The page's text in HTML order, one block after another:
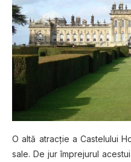
O altă atracţie a Castelului
sale. De jur împrejurul